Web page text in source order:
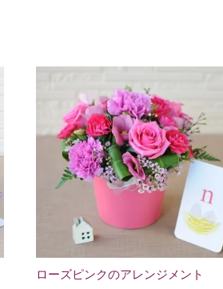
ローズピンクのアレンジメント